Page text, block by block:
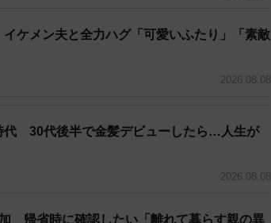
えそうです。
イケメン夫と全力ハグ「可愛いふたり」「素敵
2026.08.08
代 30代後半で金髪デビューしたら…人生が
2026.08.08
帰省時に確認したい「離れて暮らす親の異